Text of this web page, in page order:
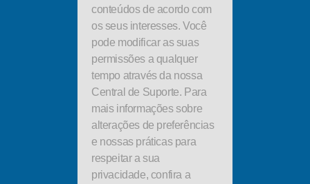
conteúdos de acordo com
os seus interesses. Você
pode modificar as suas
permissões a qualquer
tempo através da nossa
Central de Suporte. Para
mais informações sobre
alterações de preferências
e nossas práticas para
respeitar a sua
privacidade, confira a